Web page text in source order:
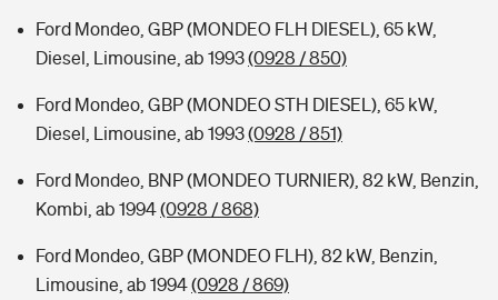
Ford Mondeo, GBP (MONDEO FLH DIESEL), 65 kW,
Diesel, Limousine, ab 1993(0928 / 850)
Ford Mondeo, GBP (MONDEO STH DIESEL), 65 kW,
Diesel, Limousine, ab 1993(0928 / 851)
Ford Mondeo, BNP (MONDEO TURNIER), 82 kW, Benzin,
Kombi, ab 1994(0928 / 868)
Ford Mondeo, GBP (MONDEO FLH), 82 kW, Benzin,
Limousine, ab 1994(0928 / 869)